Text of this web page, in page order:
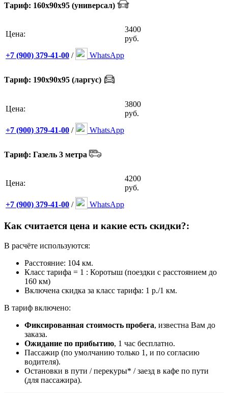
Тариф: 160х90х95 (универсал)
Цена:
3400
руб.
+7 (900) 379-41-00 / WhatsApp
Тариф: 190х90х95 (ларгус)
Цена:
3800
руб.
+7 (900) 379-41-00 / WhatsApp
Тариф: Газель 3 метра
Цена:
4200
руб.
+7 (900) 379-41-00 / WhatsApp
Как считается цена и какие есть скидки?:
В расчёте используются:
Расстояние: 104 км.
Класс тарифа = 1 : Коротыш (поездки с расстоянием до
160 км)
Включена скидка за класс тарифа: 1 р./1 км.
В тариф включено:
Фиксированная стоимость пробега, известна Вам до
заказа.
Ожидание по прибытию, 1 час бесплатно.
Пассажир (по умолчанию только 1, и по согласию
водителя).
Остановки в пути / перекуры* / заезд в кафе по пути
(для пассажира).